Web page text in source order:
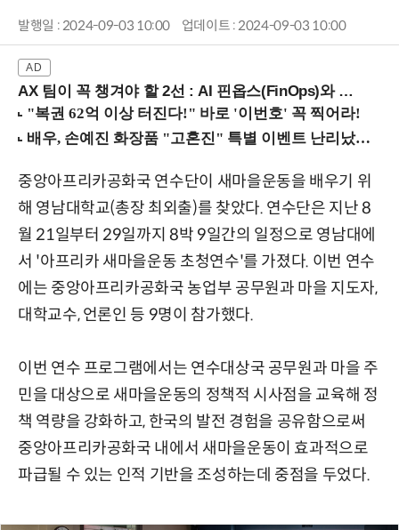
발행일 : 2024-09-03 10:00 업데이트 : 2024-09-03 10:00
AX 팀이 꼭 챙겨야 할 2선 : AI 핀옵스(FinOps)와 토큰 거버넌스 (8/21 잠실역)
중앙아프리카공화국 연수단이 새마을운동을 배우기 위
해 영남대학교(총장 최외출)를 찾았다. 연수단은 지난 8
월 21일부터 29일까지 8박 9일간의 일정으로 영남대에
서 '아프리카 새마을운동 초청연수'를 가졌다. 이번 연수
에는 중앙아프리카공화국 농업부 공무원과 마을 지도자,
대학교수, 언론인 등 9명이 참가했다.
이번 연수 프로그램에서는 연수대상국 공무원과 마을 주
민을 대상으로 새마을운동의 정책적 시사점을 교육해 정
책 역량을 강화하고, 한국의 발전 경험을 공유함으로써
중앙아프리카공화국 내에서 새마을운동이 효과적으로
파급될 수 있는 인적 기반을 조성하는데 중점을 두었다.